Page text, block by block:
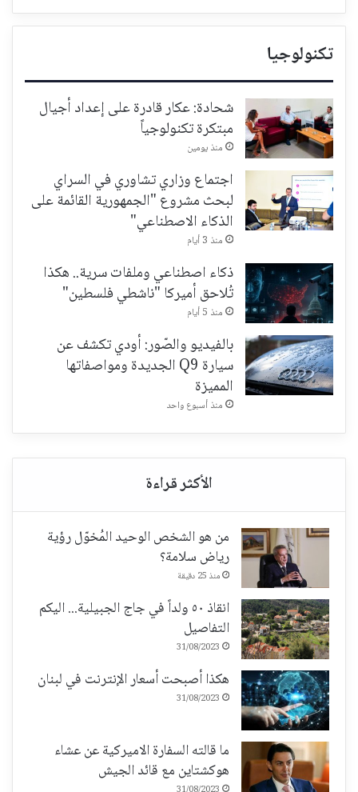
تكنولوجيا
شحادة: عكار قادرة على إعداد أجيال
مبتكرة تكنولوجياً
منذ يومين
اجتماع وزاري تشاوري في السراي
لبحث مشروع "الجمهورية القائمة على
الذكاء الاصطناعي"
منذ 3 أيام
ذكاء اصطناعي وملفات سرية.. هكذا
تُلاحق أميركا "ناشطي فلسطين"
منذ 5 أيام
بالفيديو والصّور: أودي تكشف عن
سيارة Q9 الجديدة ومواصفاتها
المميزة
منذ أسبوع واحد
من هو الشخص الوحيد المُخوّل رؤية
رياض سلامة؟
منذ 25 دقيقة
انقاذ ٥٠ ولداً في جاج الجبيلية... اليكم
التفاصيل
31/08/2023
هكذا أصبحت أسعار الإنترنت في لبنان
31/08/2023
ما قالته السفارة الاميركية عن عشاء
هوكشتاين مع قائد الجيش